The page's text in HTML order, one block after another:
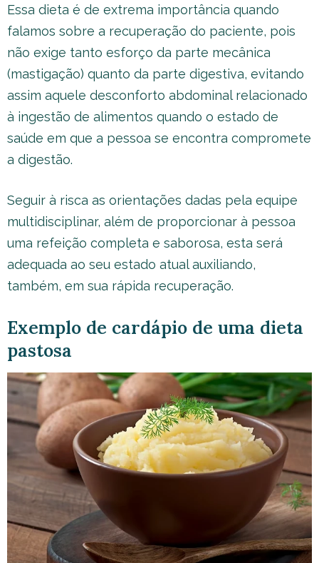
Essa dieta é de extrema importância quando
falamos sobre a recuperação do paciente, pois
não exige tanto esforço da parte mecânica
(mastigação) quanto da parte digestiva, evitando
assim aquele desconforto abdominal relacionado
à ingestão de alimentos quando o estado de
saúde em que a pessoa se encontra compromete
a digestão.
Seguir à risca as orientações dadas pela equipe
multidisciplinar, além de proporcionar à pessoa
uma refeição completa e saborosa, esta será
adequada ao seu estado atual auxiliando,
também, em sua rápida recuperação.
Exemplo de cardápio de uma dieta
pastosa